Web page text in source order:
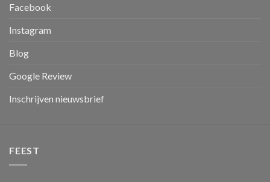
Facebook
Instagram
Blog
Google Review
Inschrijven nieuwsbrief
FEEST